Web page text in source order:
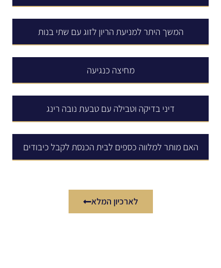
המשך היתר למניעת הריון לזוג עם שתי בנות
מחיצה כנגיעה
דיני בדיקה וטבילה עם טבעת נובה רינג
האם מותר למלווה כספים לבית הכנסת לקבל כיבודים
לארכיון המלא